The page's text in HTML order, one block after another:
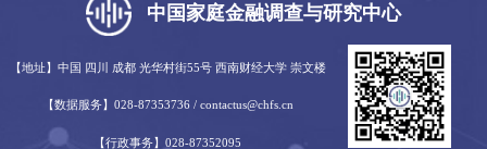
【地址】中国 四川 成都 光华村街55号 西南财经大学 崇文楼
【数据服务】028-87353736 / contactus@chfs.cn
【行政事务】028-87352095
中国家庭金融调查与研究中心